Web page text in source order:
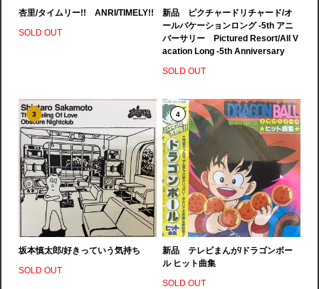
杏里/タイムリー!! ANRI/TIMELY!!
SOLD OUT
新品 ピクチャードリチャード/オ
ールバケーションロング -5th アニ
バーサリー Pictured Resort/All V
acation Long -5th Anniversary
SOLD OUT
3
坂本慎太郎/好きっていう気持ち
SOLD OUT
4
新品 テレビまんが/ドラゴンボー
ル ヒット曲集
SOLD OUT